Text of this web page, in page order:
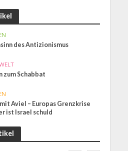
des Antizionismus
zum Schabbat
Aviel – Europas Grenzkrise
ist Israel schuld